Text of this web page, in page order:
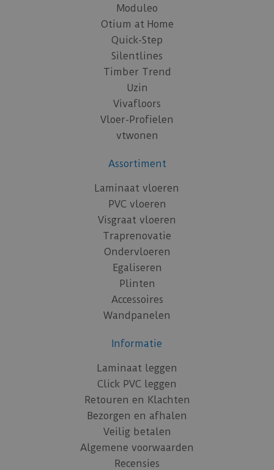
Moduleo
Otium at Home
Quick-Step
Silentlines
Timber Trend
Uzin
Vivafloors
Vloer-Profielen
vtwonen
Assortiment
Laminaat vloeren
PVC vloeren
Visgraat vloeren
Traprenovatie
Ondervloeren
Egaliseren
Plinten
Accessoires
Wandpanelen
Informatie
Laminaat leggen
Click PVC leggen
Retouren en Klachten
Bezorgen en afhalen
Veilig betalen
Algemene voorwaarden
Recensies